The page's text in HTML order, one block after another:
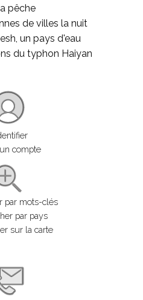
pêche
de villes la nuit
un pays d'eau
du typhon Haiyan
compte
par mots-clés
par pays
sur la carte